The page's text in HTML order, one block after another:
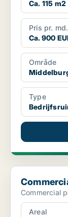
Ca. 115 m2
Pris pr. md.
Ca. 900
Område
Type
Commercial
Commercial
Areal